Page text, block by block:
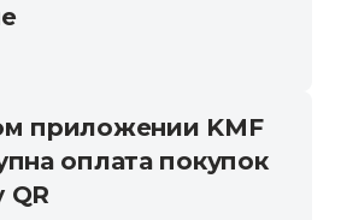
приложении KMF
оплата покупок
QR